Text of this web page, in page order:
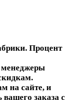
Процент
на сайте, и
заказа с